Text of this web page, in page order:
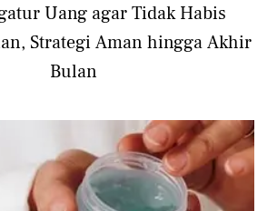
Uang agar Tidak Habis
Strategi Aman hingga Akhir
Bulan